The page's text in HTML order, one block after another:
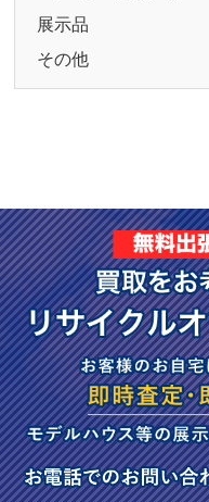
展示品
その他